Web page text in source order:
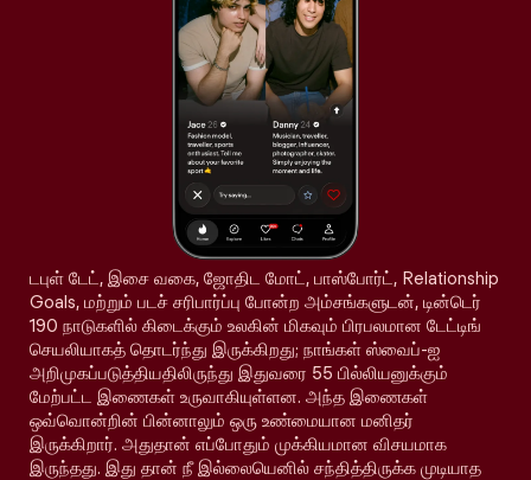
டபுள் டேட், இசை வகை, ஜோதிட மோட், பாஸ்போர்ட், Relationship
Goals, மற்றும் படச் சரிபார்ப்பு போன்ற அம்சங்களுடன், டின்டெர்
190 நாடுகளில் கிடைக்கும் உலகின் மிகவும் பிரபலமான டேட்டிங்
செயலியாகத் தொடர்ந்து இருக்கிறது; நாங்கள் ஸ்வைப்-ஐ
அறிமுகப்படுத்தியதிலிருந்து இதுவரை 55 பில்லியனுக்கும்
மேற்பட்ட இணைகள் உருவாகியுள்ளன. அந்த இணைகள்
ஒவ்வொன்றின் பின்னாலும் ஒரு உண்மையான மனிதர்
இருக்கிறார். அதுதான் எப்போதும் முக்கியமான விசயமாக
இருந்தது. இது தான் நீ இல்லையெனில் சந்தித்திருக்க முடியாத